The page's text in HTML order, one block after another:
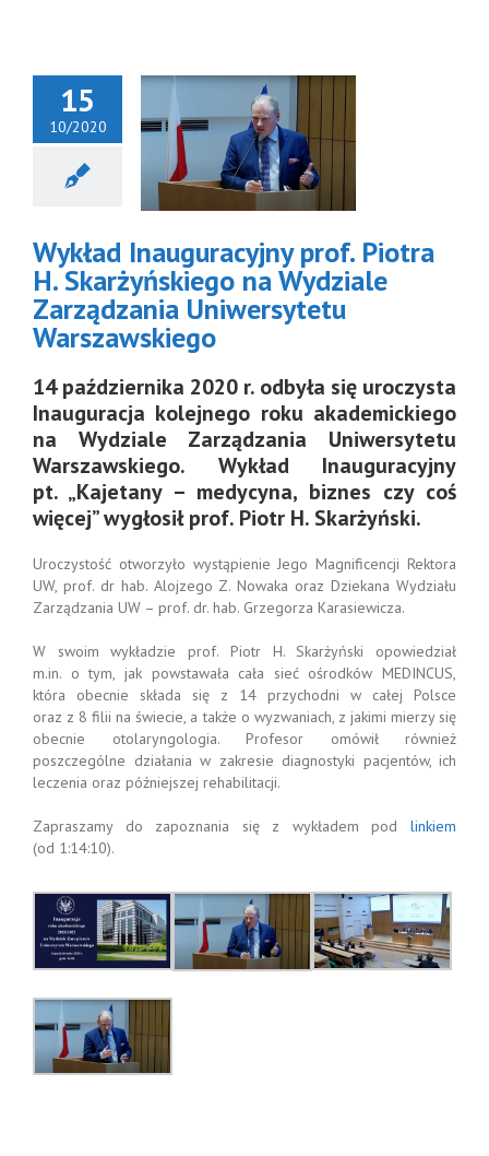
15
10/2020
Wykład
Piotra H.
Wykład Inauguracyjny prof. Piotra
H. Skarżyńskiego na Wydziale
Zarządzania Uniwersytetu
Warszawskiego
14 października 2020 r. odbyła się uroczysta
Inauguracja kolejnego roku akademickiego
na Wydziale Zarządzania Uniwersytetu
Warszawskiego. Wykład Inauguracyjny
pt. „Kajetany – medycyna, biznes czy coś
więcej” wygłosił prof. Piotr H. Skarżyński.
Uroczystość otworzyło wystąpienie Jego Magnificencji Rektora
UW, prof. dr hab. Alojzego Z. Nowaka oraz Dziekana Wydziału
Zarządzania UW – prof. dr. hab. Grzegorza Karasiewicza.
W swoim wykładzie prof. Piotr H. Skarżyński opowiedział
m.in. o tym, jak powstawała cała sieć ośrodków MEDINCUS,
która obecnie składa się z 14 przychodni w całej Polsce
oraz z 8 filii na świecie, a także o wyzwaniach, z jakimi mierzy się
obecnie otolaryngologia. Profesor omówił również
poszczególne działania w zakresie diagnostyki pacjentów, ich
leczenia oraz późniejszej rehabilitacji.
Zapraszamy do zapoznania się z wykładem pod linkiem
(od 1:14:10).